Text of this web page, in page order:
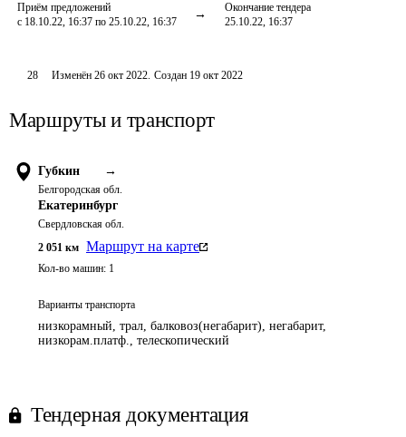
Приём предложений
с 18.10.22, 16:37 по 25.10.22, 16:37
Окончание тендера
25.10.22, 16:37
28 Изменён26 окт 2022. Создан 19 окт 2022
Маршруты и транспорт
Губкин →
Белгородская обл.
Екатеринбург
Свердловская обл.
2 051 км Маршрут на карте
Кол-во машин: 1
Варианты транспорта
низкорамный, трал, балковоз(негабарит), негабарит,
низкорам.платф., телескопический
Тендерная документация